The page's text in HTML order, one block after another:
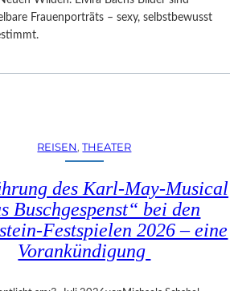
Frauenporträts – sexy, selbstbewusst
REISEN, THEATER
des Karl-May-Musical
Buschgespenst“ bei den
Festspielen 2026 – eine
Vorankündigung